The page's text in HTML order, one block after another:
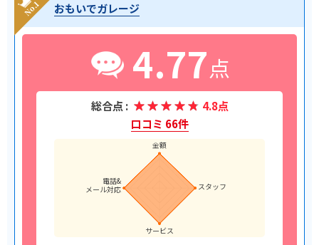
おもいでガレージ
4.77点
総合点 :
4.8点
口コミ 66件
金額
スタッフ
サービス
電話&
メール対応